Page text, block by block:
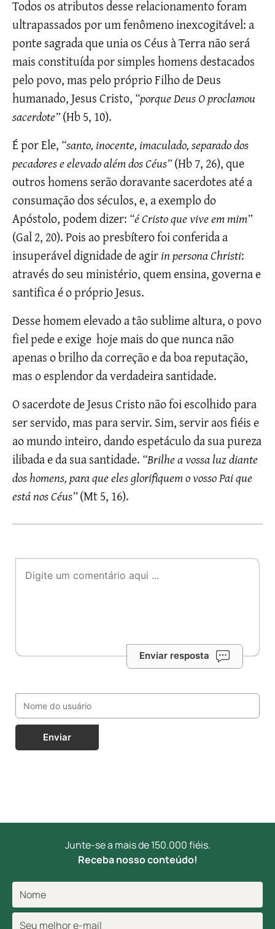
Todos os atributos desse relacionamento foram
ultrapassados por um fenômeno inexcogitável: a
ponte sagrada que unia os Céus à Terra não será
mais constituída por simples homens destacados
pelo povo, mas pelo próprio Filho de Deus
humanado, Jesus Cristo, “porque Deus O proclamou
sacerdote”(Hb 5, 10).
É por Ele, “santo, inocente, imaculado, separado dos
pecadores e elevado além dos Céus”(Hb 7, 26), que
outros homens serão doravante sacerdotes até a
consumação dos séculos, e, a exemplo do
Apóstolo, podem dizer: “é Cristo que vive em mim”
(Gal 2, 20). Pois ao presbítero foi conferida a
insuperável dignidade de agirin persona Christi:
através do seu ministério, quem ensina, governa e
santifica é o próprio Jesus.
Desse homem elevado a tão sublime altura, o povo
fiel pede e exige hoje mais do que nunca não
apenas o brilho da correção e da boa reputação,
mas o esplendor da verdadeira santidade.
O sacerdote de Jesus Cristo não foi escolhido para
ser servido, mas para servir. Sim, servir aos fiéis e
ao mundo inteiro, dando espetáculo da sua pureza
ilibada e da sua santidade. “Brilhe a vossa luz diante
dos homens, para que eles glorifiquem o vosso Pai que
está nos Céus”(Mt 5, 16).
Enviar resposta
Enviar
Junte-se a mais de 150.000 fiéis.
Receba nosso conteúdo!